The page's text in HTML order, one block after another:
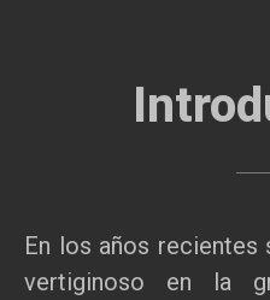
En los años recientes
vertiginoso en la